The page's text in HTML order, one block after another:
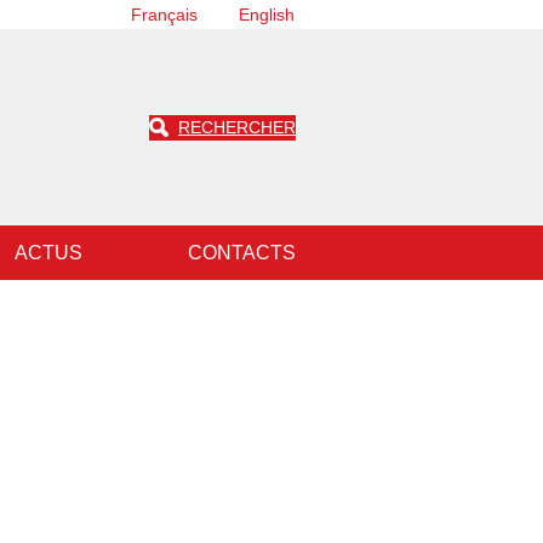
Français English
RECHERCHER
ACTUS CONTACTS